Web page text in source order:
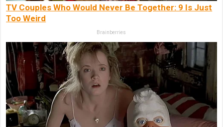
TV Couples Who Would Never Be Together: 9 Is Just
Too Weird
Brainberries